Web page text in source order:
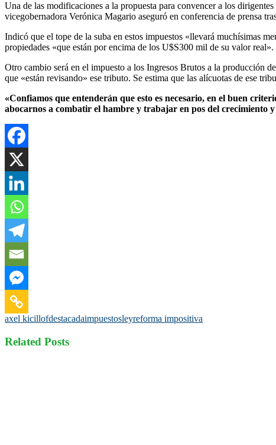
Una de las modificaciones a la propuesta para convencer a los
vicegobernadora Verónica Magario aseguró en conferencia de prensa
Indicó que el tope de la suba en estos impuestos «llevará muchísimas
propiedades «que están por encima de los U$S300 mil de su valor real».
Otro cambio será en el impuesto a los Ingresos Brutos a la producción
que «están revisando» ese tributo. Se estima que las alícuotas de ese
«Confiamos que entenderán que esto es necesario, en el buen
abocarnos a combatir el hambre y trabajar en pos del crecimiento
axel kicillofdestacadaimpuestosleyreforma impositiva
Related Posts